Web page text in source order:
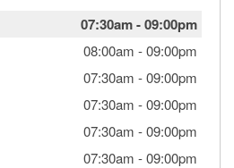
07:30am-09:00pm
08:00am -09:00pm
07:30am -09:00pm
07:30am -09:00pm
07:30am -09:00pm
07:30am -09:00pm